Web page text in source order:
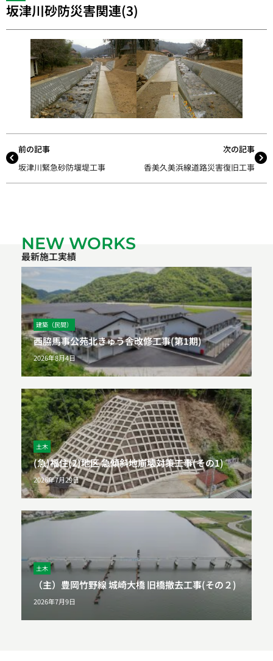
坂津川砂防災害関連(3)
前の記事
坂津川緊急砂防堰堤工事
次の記事
香美久美浜線道路災害復旧工事
NEW WORKS
最新施工実績
建築（民間）
西脇馬事公苑北きゅう舎改修工事(第1期)
2026年8月4日
土木
(急)福住(2)地区 急傾斜地崩壊対策工事(その1)
2026年7月29日
土木
（主）豊岡竹野線 城崎大橋 旧橋撤去工事(その２)
2026年7月9日